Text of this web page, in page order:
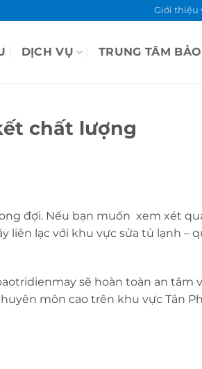
Giới thiệu
DỊCH VỤ TRUNG TÂM
chất lượng
đợi. Nếu bạn muốn xem xét
liên lạc với khu vực sửa tủ lạnh –
sẽ hoàn toàn an tâm
môn cao trên khu vực Tân